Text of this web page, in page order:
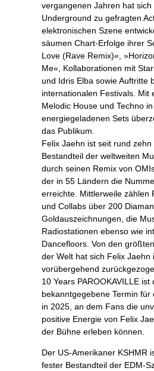
vergangenen Jahren hat sich
Underground zu gefragten
elektronischen Szene
säumen Chart-Erfolge ihrer
Love (Rave Remix)«,
Me«, Kollaborationen mit
und Idris Elba sowie Auftritte
internationalen Festivals. Mit
Melodic House und Techno
energiegeladenen Sets
das Publikum.
Felix Jaehn ist seit rund
Bestandteil der weltweiten
durch seinen Remix von
der in 55 Ländern die
erreichte. Mittlerweile zählen
und Collabs über 200
Goldauszeichnungen, die
Radiostationen ebenso wie
Dancefloors. Von den
der Welt hat sich Felix Jaehn
vorübergehend
10 Years PAROOKAVILLE ist
bekanntgegebene Termin für
in 2025, an dem Fans die
positive Energie von Felix
der Bühne erleben können.
Der US-Amerikaner KSHMR
fester Bestandteil der EDM-